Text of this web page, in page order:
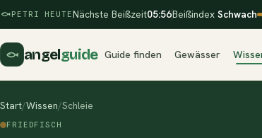
PETRI HEUTENächste Beißzeit05:56Beißindex Schwach
angelguide Guide finden Gewässer
Start/Wissen/Schleie
FRIEDFISCH